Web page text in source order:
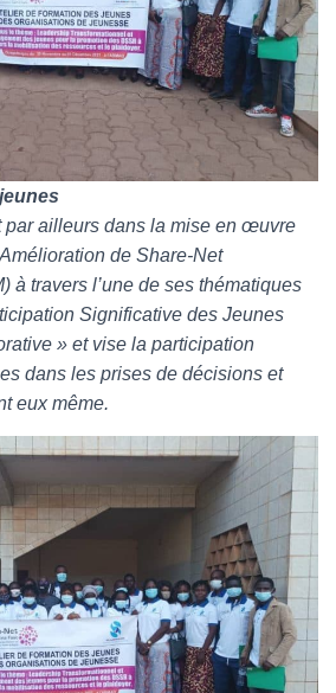
par ailleurs dans la mise en œuvre
de Share-Net
à travers l’une de ses thématiques
Significative des Jeunes
» et vise la participation
dans les prises de décisions et
eux même.